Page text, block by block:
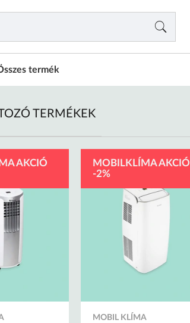
termék
TERMÉKEK
AKCIÓ
MOBILKLÍMA AKCIÓ
-2%
MOBIL KLÍMA